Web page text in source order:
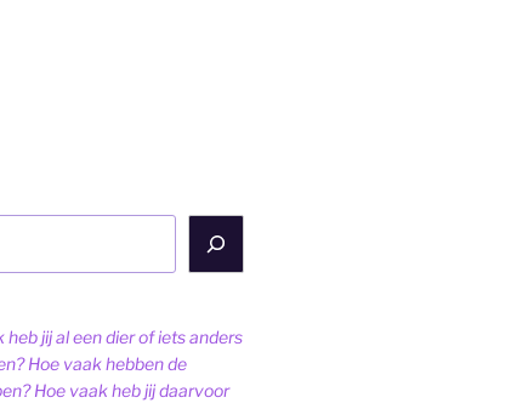
heb jij al een dier of iets anders
Hoe vaak hebben de
Hoe vaak heb jij daarvoor